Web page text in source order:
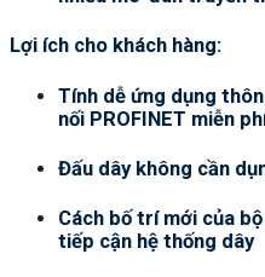
Lợi ích cho khách hàng:
Tính dễ ứng dụng
nối PROFINET miễn
Đấu dây không cần
Cách bố trí mới của
tiếp cận hệ thống dây